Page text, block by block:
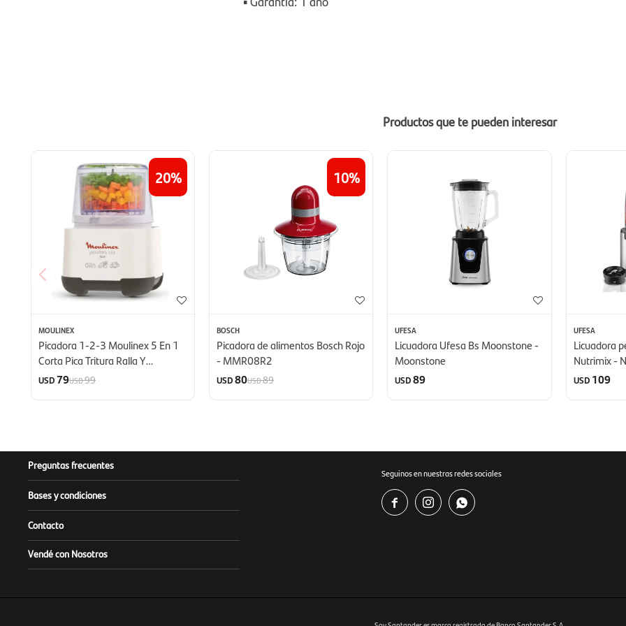
Productos que te pueden interesar
20
MOULINEX
Picadora 1-2-3 Moulinex 5 En 1
Corta Pica Tritura Ralla Y
Semibate - Cuchillas De Titanio
USD79USD99
10
BOSCH
Picadora de alimentos Bosch Rojo
- MMR08R2
USD80USD89
UFESA
Licuadora Ufesa Bs Moonstone -
Moonstone
USD89
UFESA
Licuadora
Nutrimix -
USD 109
Preguntas frecuentes
Bases y condiciones
Contacto
Vendé con Nosotros
Seguinos en nuestras redes sociales
  